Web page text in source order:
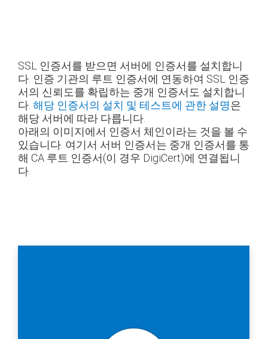
SSL 인증서를 받으면 서버에 인증서를 설치합니
다. 인증 기관의 루트 인증서에 연동하여 SSL 인증
서의 신뢰도를 확립하는 중개 인증서도 설치합니
다. 해당 인증서의 설치 및 테스트에 관한 설명은
해당 서버에 따라 다릅니다.
아래의 이미지에서 인증서 체인이라는 것을 볼 수
있습니다. 여기서 서버 인증서는 중개 인증서를 통
해 CA 루트 인증서(이 경우 DigiCert)에 연결됩니
다.